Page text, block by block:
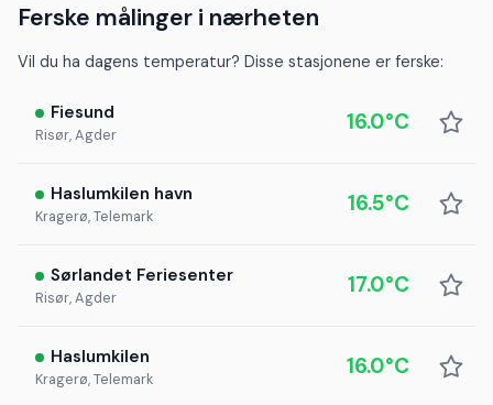
Ferske målinger i nærheten
Vil du ha dagens temperatur? Disse stasjonene er ferske:
Fiesund
Risør, Agder 16.0°C
Haslumkilen havn
Kragerø, Telemark 16.5°C
Sørlandet Feriesenter
Risør, Agder 17.0°C
Haslumkilen
Kragerø, Telemark 16.0°C